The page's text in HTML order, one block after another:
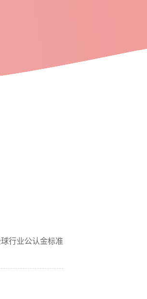
行业公认金标准